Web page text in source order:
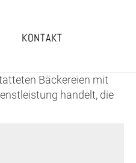
KONTAKT
Bäckereien mit
handelt, die